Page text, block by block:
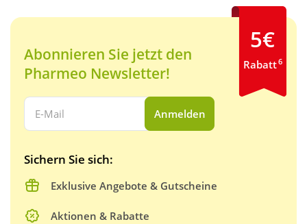
Abonnieren Sie jetzt den
Pharmeo Newsletter!
Ihre E-Mail Adresse:
Anmelden
Sichern Sie sich:
Exklusive Angebote & Gutscheine
Aktionen & Rabatte
5€
Rabatt6